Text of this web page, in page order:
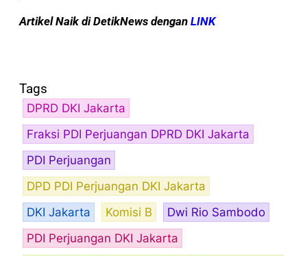
Artikel Naik di DetikNews dengan LINK
Tags
DPRD DKI Jakarta
Fraksi PDI Perjuangan DPRD DKI Jakarta
PDI Perjuangan
DPD PDI Perjuangan DKI Jakarta
DKI Jakarta
Komisi B
Dwi Rio Sambodo
PDI Perjuangan DKI Jakarta